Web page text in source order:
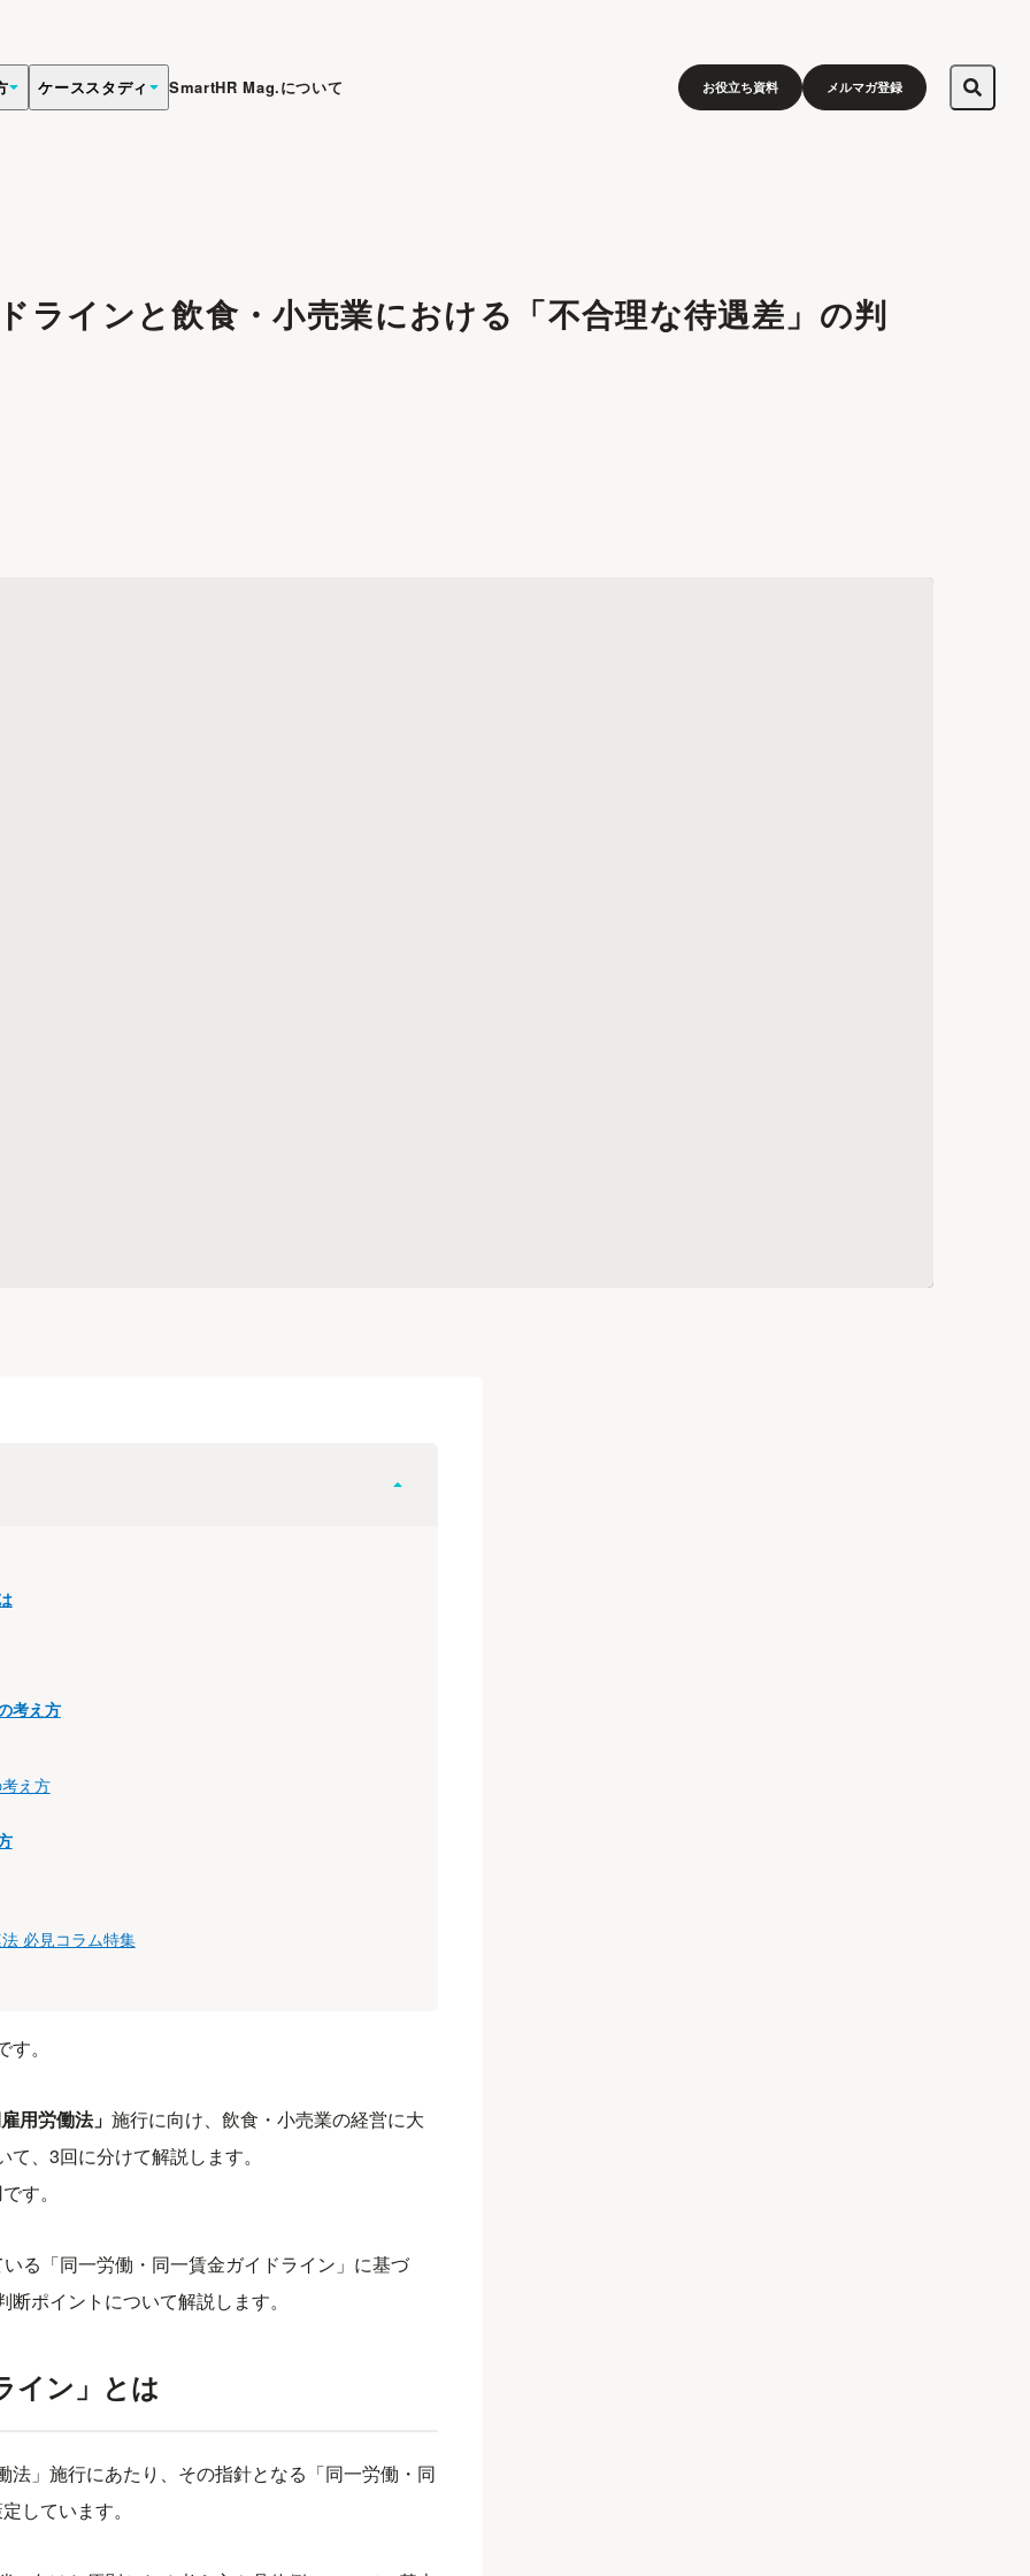
ケーススタディ SmartHR Mag.について お役立ち資料 メルマガ登録
ラインと飲食・小売業における「不合理な待遇差」の判
考え方
え方
必見コラム特集
。
用労働法」施行に向け、飲食・小売業の経営に大
、3回に分けて解説します。
す。
る「同一労働・同一賃金ガイドライン」に基づ
ポイントについて解説します。
イン」とは
」施行にあたり、その指針となる「同一労働・同
しています。